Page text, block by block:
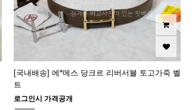
[국내배송] 에*메스 당크르 리버서블 토고가죽 벨
트
로그인시 가격공개